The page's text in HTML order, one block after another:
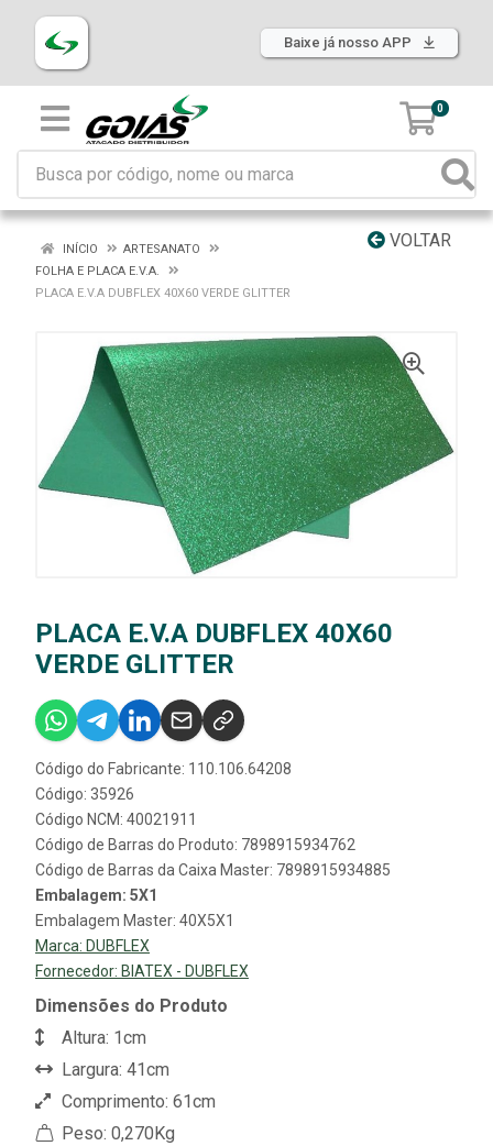
Baixe já nosso APP
0
VOLTAR
INÍCIO
ARTESANATO
FOLHA E PLACA E.V.A.
PLACA E.V.A DUBFLEX 40X60 VERDE GLITTER
PLACA E.V.A DUBFLEX 40X60
VERDE GLITTER
Código do Fabricante: 110.106.64208
Código: 35926
Código NCM: 40021911
Código de Barras do Produto: 7898915934762
Código de Barras da Caixa Master: 7898915934885
Embalagem: 5X1
Embalagem Master: 40X5X1
Marca: DUBFLEX
Fornecedor: BIATEX - DUBFLEX
Dimensões do Produto
Altura: 1cm
Largura: 41cm
Comprimento: 61cm
Peso: 0,270Kg